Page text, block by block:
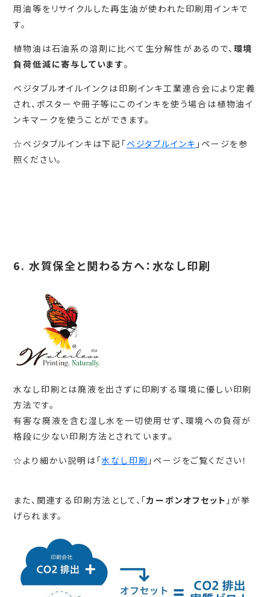
用油等をリサイクルした再生油が使われた印刷用インキで
す。
植物油は石油系の溶剤に比べて生分解性があるので、 環境
負荷低減に寄与しています。
ベジタブルオイルインクは印刷インキ工業連合会により定義
され、ポスターや冊子等にこのインキを使う場合は植物油イ
ンキマークを使うことができます。
☆ベジタブルインキは下記「ベジタブルインキ 」ページを参
照ください。
6. 水質保全と関わる方へ：水なし印刷
水なし印刷とは廃液を出さずに印刷する環境に優しい印刷
方法です。
有害な廃液を含む湿し水を一切使用せず、環境への負荷が
格段に少ない印刷方法とされています。
☆より細かい説明は「水なし印刷 」ページをご覧ください！
また、関連する印刷方法として、「カーボンオフセット 」が挙
げられます。